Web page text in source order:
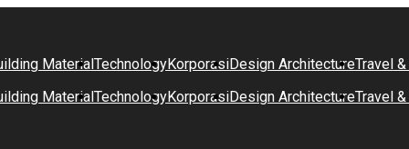
MaterialTechnologyKorporasiDesign ArchitectureTravel
MaterialTechnologyKorporasiDesign ArchitectureTravel